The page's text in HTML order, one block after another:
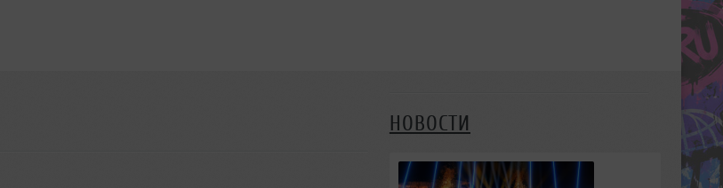
НОВОСТИ